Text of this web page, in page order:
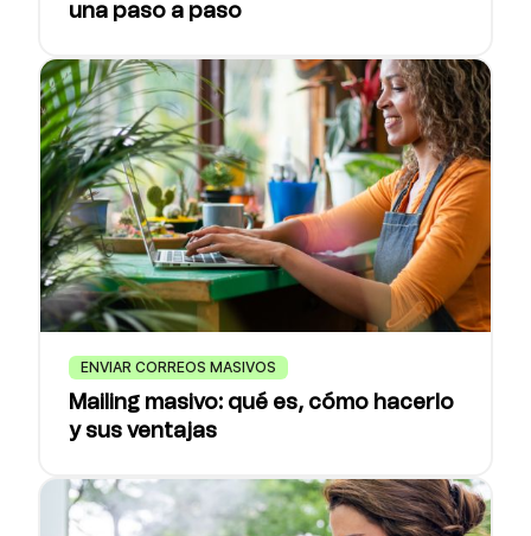
una paso a paso
ENVIAR CORREOS MASIVOS
Mailing masivo: qué es, cómo hacerlo
y sus ventajas